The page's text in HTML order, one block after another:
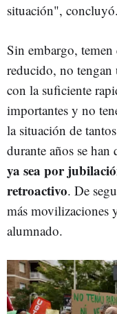
situación", concluyó.
Sin embargo,
reducido, no tengan
con la suficiente
importantes y no
la situación de
durante años se
ya sea por
retroactivo. De
más movilizaciones
alumnado.